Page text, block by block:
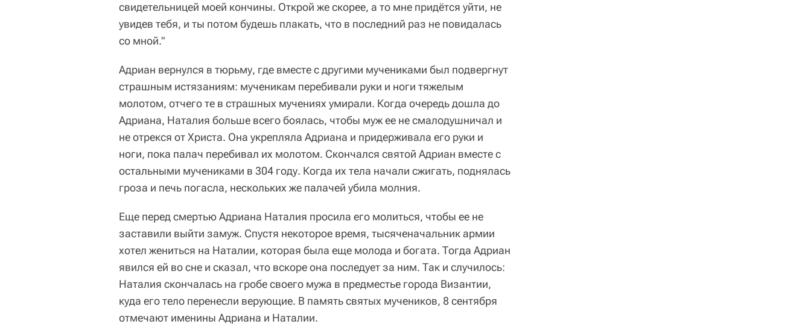
свидетельницей моей кончины. Открой же скорее, а то мне придётся уйти, не
увидев тебя, и ты потом будешь плакать, что в последний раз не повидалась
со мной."
Адриан вернулся в тюрьму, где вместе с другими мучениками был подвергнут
страшным истязаниям: мученикам перебивали руки и ноги тяжелым
молотом, отчего те в страшных мучениях умирали. Когда очередь дошла до
Адриана, Наталия больше всего боялась, чтобы муж ее не смалодушничал и
не отрекся от Христа. Она укрепляла Адриана и придерживала его руки и
ноги, пока палач перебивал их молотом. Скончался святой Адриан вместе с
остальными мучениками в 304 году. Когда их тела начали сжигать, поднялась
гроза и печь погасла, нескольких же палачей убила молния.
Еще перед смертью Адриана Наталия просила его молиться, чтобы ее не
заставили выйти замуж. Спустя некоторое время, тысяченачальник армии
хотел жениться на Наталии, которая была еще молода и богата. Тогда Адриан
явился ей во сне и сказал, что вскоре она последует за ним. Так и случилось:
Наталия скончалась на гробе своего мужа в предместье города Византии,
куда его тело перенесли верующие. В память святых мучеников, 8 сентября
отмечают именины Адриана и Наталии.